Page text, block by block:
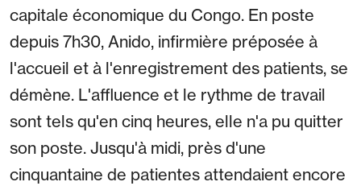
capitale économique du Congo. En poste
depuis 7h30, Anido, infirmière préposée à
l'accueil et à l'enregistrement des patients, se
démène. L'affluence et le rythme de travail
sont tels qu'en cinq heures, elle n'a pu quitter
son poste. Jusqu'à midi, près d'une
cinquantaine de patientes attendaient encore